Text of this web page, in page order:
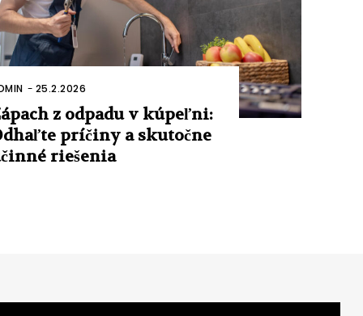
- 25.2.2026
z odpadu v kúpeľni:
príčiny a skutočne
riešenia